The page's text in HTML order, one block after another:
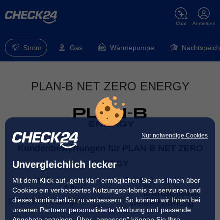
Nur notwendige Cookies
Unvergleichlich lecker
Mit dem Klick auf „geht klar” ermöglichen Sie uns Ihnen über
Cookies ein verbessertes Nutzungserlebnis zu servieren und
dieses kontinuierlich zu verbessern. So können wir Ihnen bei
unseren Partnern personalisierte Werbung und passende
Anmelden
Chat
Strom Gas Wärmepumpe
PLAN-B NET ZERO ENERGY
Kundenbewertungen für PLAN-B NET ZERO
ENERGY
3.9 /5
1.769 Bewertungen
71 %
Weiterempfehlung